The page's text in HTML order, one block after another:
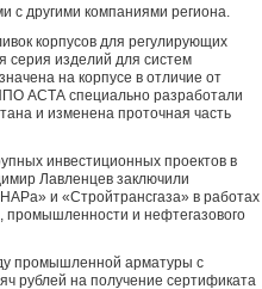
с другими компаниями региона.
корпусов для регулирующих
серия изделий для систем
на корпусе в отличие от
АСТА специально разработали
и изменена проточная часть
инвестиционных проектов в
Лавленцев заключили
и «Стройтрансгаза» в работах
промышленности и нефтегазового
промышленной арматуры с
рублей на получение сертификата